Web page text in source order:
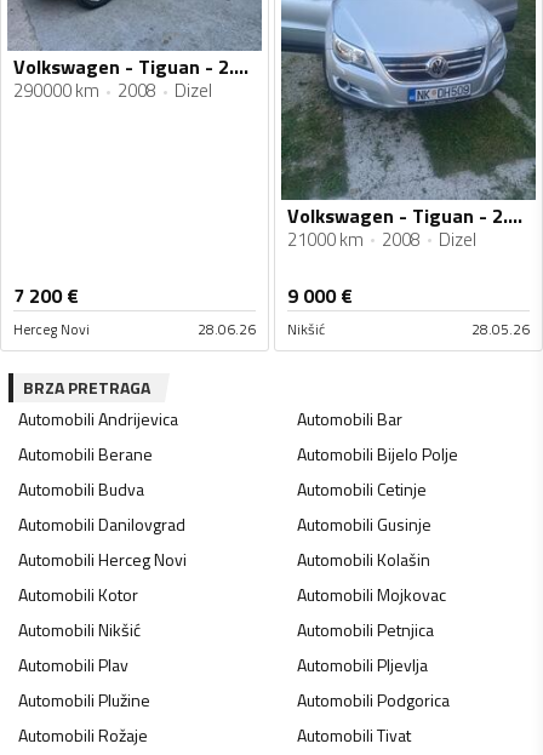
Volkswagen - Tiguan - 2.0 TDI
290000 km 2008 Dizel
7 200€
Herceg Novi 28.06.26
Volkswagen - Tiguan - 2.0 TDi
21000 km 2008 Dizel
9 000€
Nikšić 28.05.26
BRZA PRETRAGA
AutomobiliAndrijevica AutomobiliBar
AutomobiliBerane AutomobiliBijelo Polje
AutomobiliBudva AutomobiliCetinje
AutomobiliDanilovgrad AutomobiliGusinje
AutomobiliHerceg Novi AutomobiliKolašin
AutomobiliKotor AutomobiliMojkovac
AutomobiliNikšić AutomobiliPetnjica
AutomobiliPlav AutomobiliPljevlja
AutomobiliPlužine AutomobiliPodgorica
AutomobiliRožaje AutomobiliTivat